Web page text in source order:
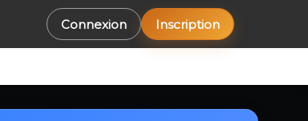
Connexion Inscription